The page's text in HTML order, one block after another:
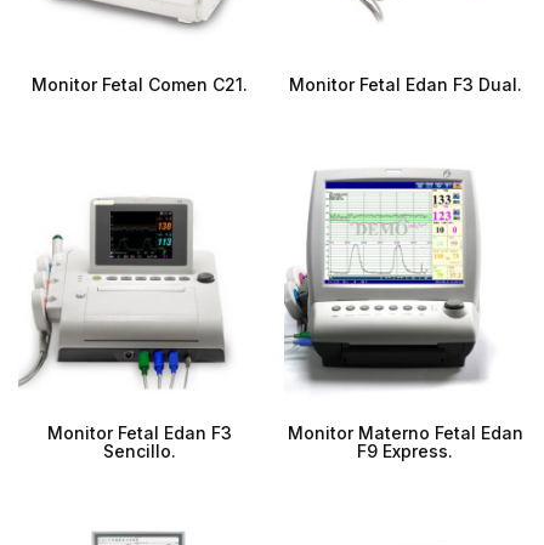
Monitor Fetal Comen C21. Monitor Fetal Edan F3 Dual.
Monitor Fetal Edan F3
Sencillo.
Monitor Materno Fetal Edan
F9 Express.